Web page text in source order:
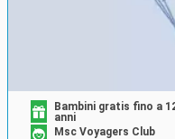
Bambini gratis fino a
anni
Msc Voyagers Club